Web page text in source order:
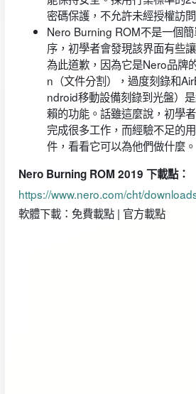
密碼保護，不允許未經授權訪
Nero Burning ROM不是一個
序，初學者會發現該界面有些
為此道歉，因為它是Nero品牌
n（文件分割），過度刻錄和
ndroid移動設備刻錄到光盤）
賴的功能。話雖這麼說，初學
完成很多工作，而經驗不足的
件，看看它可以為他們做什麼。
Nero Burning ROM 2019 下載點：
https://www.nero.com/cht/
軟體下載：免費載點 | 官方載點